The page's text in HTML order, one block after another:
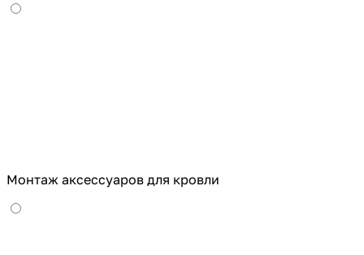
Монтаж аксессуаров для кровли